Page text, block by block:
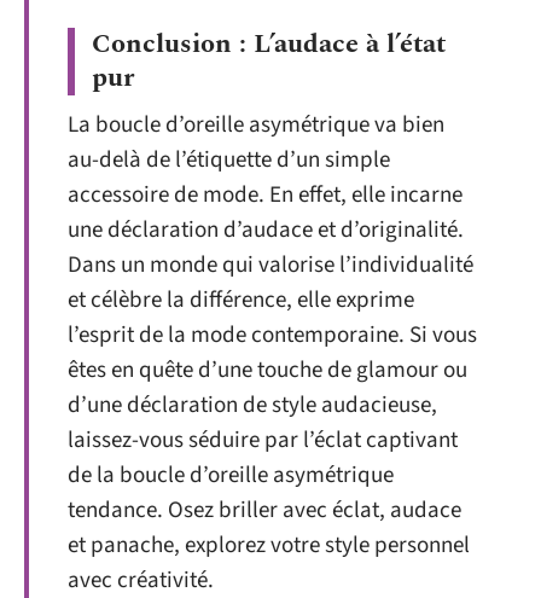
Conclusion : L’audace à l’état
pur
La boucle d’oreille asymétrique va bien
au-delà de l’étiquette d’un simple
accessoire de mode. En effet, elle incarne
une déclaration d’audace et d’originalité.
Dans un monde qui valorise l’individualité
et célèbre la différence, elle exprime
l’esprit de la mode contemporaine. Si vous
êtes en quête d’une touche de glamour ou
d’une déclaration de style audacieuse,
laissez-vous séduire par l’éclat captivant
de la boucle d’oreille asymétrique
tendance. Osez briller avec éclat, audace
et panache, explorez votre style personnel
avec créativité.